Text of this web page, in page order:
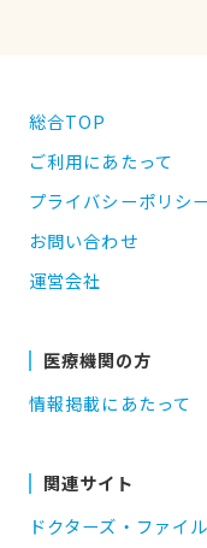
総合TOP
ご利用にあたって
プライバシーポリシー
お問い合わせ
運営会社
医療機関の方
情報掲載にあたって
関連サイト
ドクターズ・ファイル